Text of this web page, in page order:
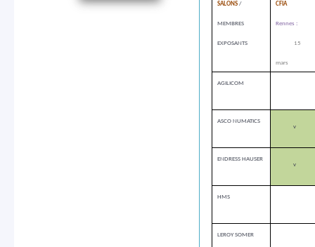
SALONS/
MEMBRES
EXPOSANTS
CFIA
Rennes :
15
mars
AGILICOM
ASCO NUMATICS
v
ENDRESS HAUSER
v
HMS
LEROY SOMER